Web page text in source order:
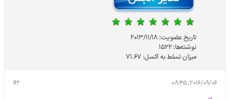
تاریخ عضویت: 2013/11/18
نوشته‌ها:1522
میزان تسلط به اکسل: 71.67
#2 2016/09/06, 08:45